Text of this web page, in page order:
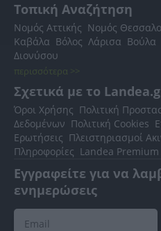
Τοπική Αναζήτηση
Νομός Αττικής Νομός
Καβάλα Βόλος Λάρισα Βούλα
Διονύσου
περισσότερα >>
Σχετικά με το
Όροι Χρήσης Πολιτική
Δεδομένων Πολιτική Cookies
Ερωτήσεις Πλειστηριασμοί
Πληροφορίες Landea Premium
Εγγραφείτε για να
ενημερώσεις